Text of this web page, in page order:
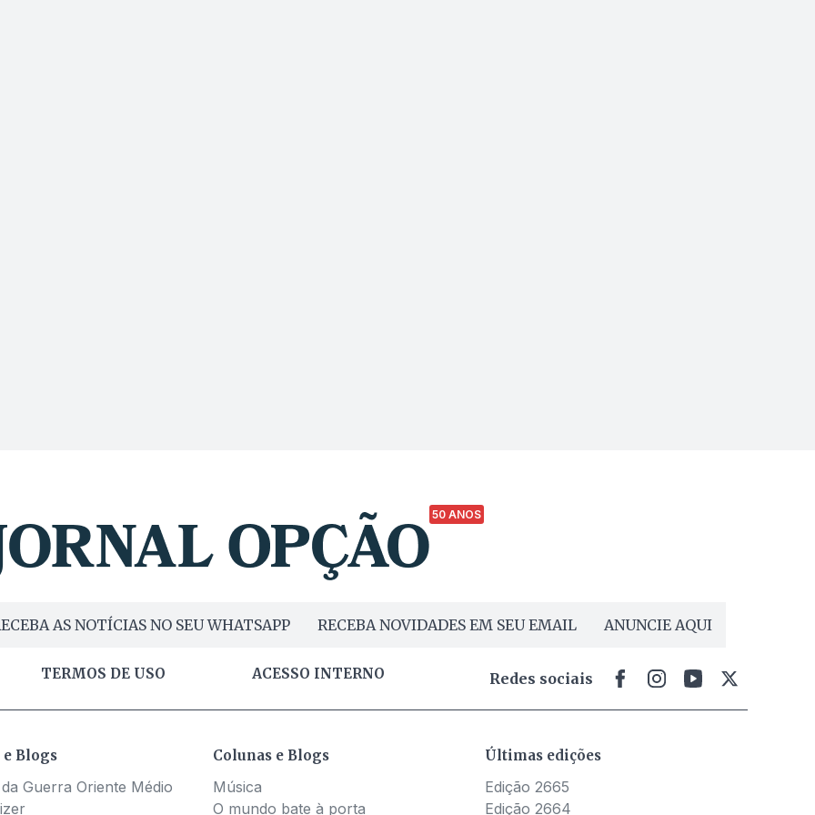
50 ANOS
AS NOTÍCIAS NO SEU WHATSAPP RECEBA NOVIDADES EM SEU EMAIL ANUNCIE AQUI
TERMOS DE USO ACESSO INTERNO Redes sociais
e Blogs
Guerra Oriente Médio
Colunas e Blogs
Música
O mundo bate à porta
Últimas edições
Edição 2665
Edição 2664